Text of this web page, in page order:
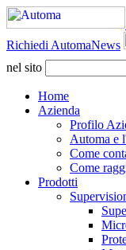
Richiedi AutomaNews
nel sito
Home
Azienda
Profilo
Automa e
Come
Come
Prodotti